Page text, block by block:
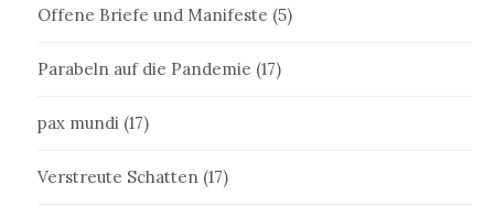
Offene Briefe und Manifeste (5)
Parabeln auf die Pandemie (17)
pax mundi (17)
Verstreute Schatten (17)